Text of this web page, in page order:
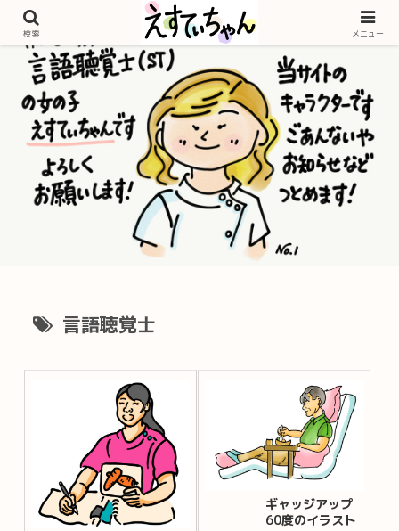
言語聴覚士
ギャッジアップ
60度のイラスト
検索 メニュー